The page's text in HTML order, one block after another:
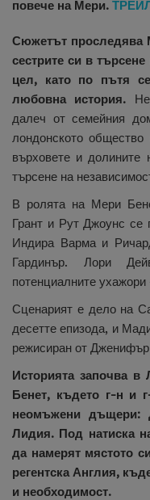
повече на Мери.
Сюжетът проследява
сестрите си в
цел, като по пътя
любовна история.
далеч от семейния
лондонското общество
върховете и долините
търсене на
В ролята на Мери
Грант и Рут Джоунс се
Индира Варма и
Гардинър. Лори
потенциалните
Сценарият е дело на
десетте епизода, и
режисиран от
Историята започва
Бенет, където г-н и
неомъжени дъщери:
Лидия. Под натиска
да намерят мястото
регентска Англия,
и необходимост.